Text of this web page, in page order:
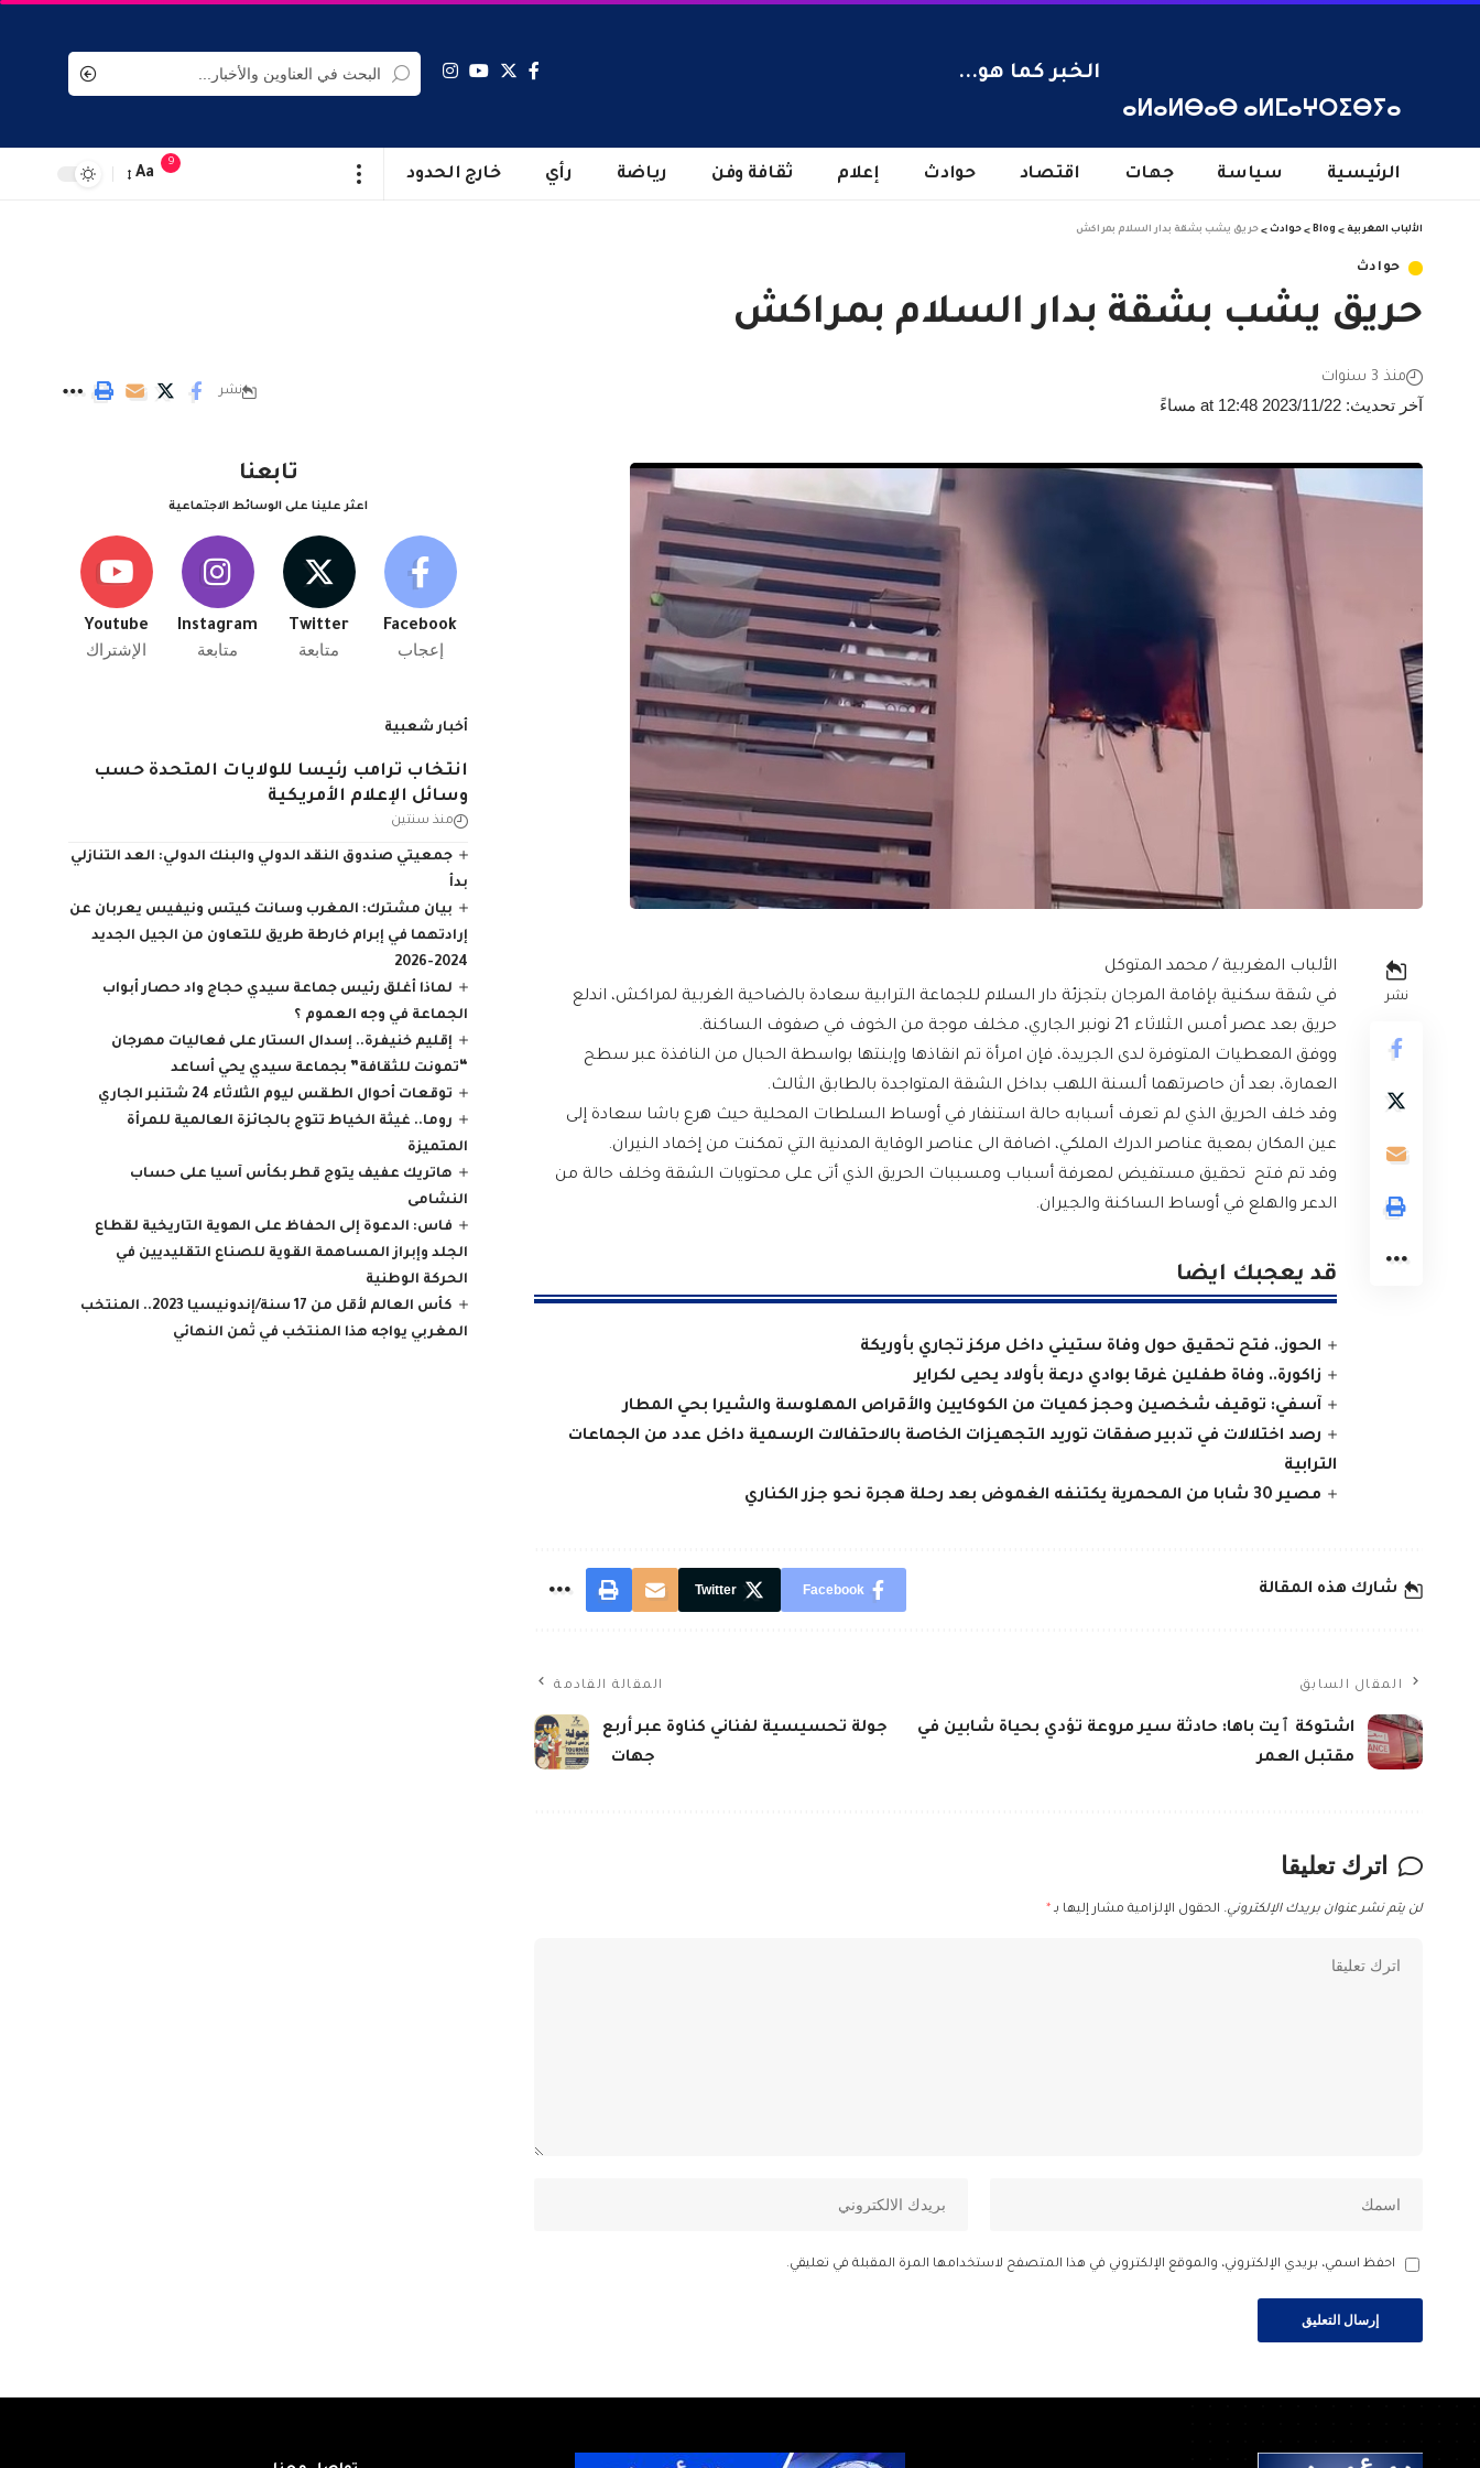
ⴰⵍⴰⵍⴱⴰⴱ ⴰⵍⵎⴰⵖⵔⵉⴱⵢⴰ
الخبر كما هو...
الرئيسية سياسة جهات اقتصاد حوادث إعلام ثقافة وفن رياضة رأي خارج الحدود
9
Aa
الألباب المغربية >
Blog
> حوادث > حريق يشب بشقة بدار السلام بمراكش
حوادث
حريق يشب بشقة بدار السلام بمراكش
آخر تحديث: 2023/11/22 at 12:48 مساءً
منذ 3 سنوات
نشر
نشر
الألباب المغربية / محمد المتوكل
في شقة سكنية بإقامة المرجان بتجزئة دار السلام للجماعة الترابية سعادة بالضاحية الغربية لمراكش، اندلع
حريق بعد عصر أمس الثلاثاء 21 نونبر الجاري، مخلف موجة من الخوف في صفوف الساكنة.
ووفق المعطيات المتوفرة لدى الجريدة، فإن امرأة تم انقاذها وإبنتها بواسطة الحبال من النافذة عبر سطح
العمارة، بعد أن حاصرتهما ألسنة اللهب بداخل الشقة المتواجدة بالطابق الثالث.
وقد خلف الحريق الذي لم تعرف أسبابه حالة استنفار في أوساط السلطات المحلية حيث هرع باشا سعادة إلى
عين المكان بمعية عناصر الدرك الملكي، اضافة الى عناصر الوقاية المدنية التي تمكنت من إخماد النيران.
وقد تم فتح تحقيق مستفيض لمعرفة أسباب ومسببات الحريق الذي أتى على محتويات الشقة وخلف حالة من
الدعر والهلع في أوساط الساكنة والجيران.
قد يعجبك ايضا
الحوز.. فتح تحقيق حول وفاة ستيني داخل مركز تجاري بأوريكة
زاكورة.. وفاة طفلين غرقا بوادي درعة بأولاد يحيى لكراير
آسفي: توقيف شخصين وحجز كميات من الكوكايين والأقراص المهلوسة والشيرا بحي المطار
رصد اختلالات في تدبير صفقات توريد التجهيزات الخاصة بالاحتفالات الرسمية داخل عدد من الجماعات
الترابية
مصير 30 شابا من المحمرية يكتنفه الغموض بعد رحلة هجرة نحو جزر الكناري
شارك هذه المقالة Facebook
Twitter
المقال السابق
اشتوكة ٱيت باها: حادثة سير مروعة تؤدي بحياة شابين في
مقتبل العمر
المقالة القادمة
جولة تحسيسية لفناني كناوة عبر أربع
جهات
اترك تعليقا
لن يتم نشر عنوان بريدك الإلكتروني. الحقول الإلزامية مشار إليها بـ *
احفظ اسمي، بريدي الإلكتروني، والموقع الإلكتروني في هذا المتصفح لاستخدامها المرة المقبلة في تعليقي.
تابعنا
اعثر علينا على الوسائط الاجتماعية
Facebook
إعجاب
Twitter
متابعة
Instagram
متابعة
Youtube
الإشتراك
أخبار شعبية
انتخاب ترامب رئيسا للولايات المتحدة حسب
وسائل الإعلام الأمريكية
منذ سنتين
جمعيتي صندوق النقد الدولي والبنك الدولي: العد التنازلي
بدأ
بيان مشترك: المغرب وسانت كيتس ونيفيس يعربان عن
إرادتهما في إبرام خارطة طريق للتعاون من الجيل الجديد
2024-2026
لماذا أغلق رئيس جماعة سيدي حجاج واد حصار أبواب
الجماعة في وجه العموم ؟
إقليم خنيفرة.. إسدال الستار على فعاليات مهرجان
“تمونت للثقافة” بجماعة سيدي يحي أساعد
توقعات أحوال الطقس ليوم الثلاثاء 24 شتنبر الجاري
روما.. غيثة الخياط تتوج بالجائزة العالمية للمرأة
المتميزة
هاتريك عفيف يتوج قطر بكأس آسيا على حساب
النشامى
فاس: الدعوة إلى الحفاظ على الهوية التاريخية لقطاع
الجلد وإبراز المساهمة القوية للصناع التقليديين في
الحركة الوطنية
كأس العالم لأقل من 17 سنة/إندونيسيا 2023.. المنتخب
المغربي يواجه هذا المنتخب في ثمن النهائي